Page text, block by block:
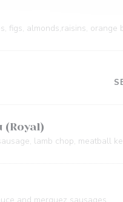
figs, almonds,raisins, orange
(Royal)
lamb chop, meatball